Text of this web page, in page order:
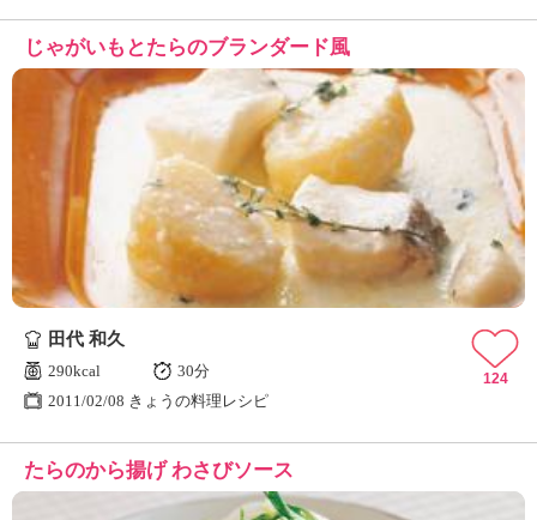
じゃがいもとたらのブランダード風
田代 和久
290kcal
30分
2011/02/08 きょうの料理レシピ
124
たらのから揚げ わさびソース